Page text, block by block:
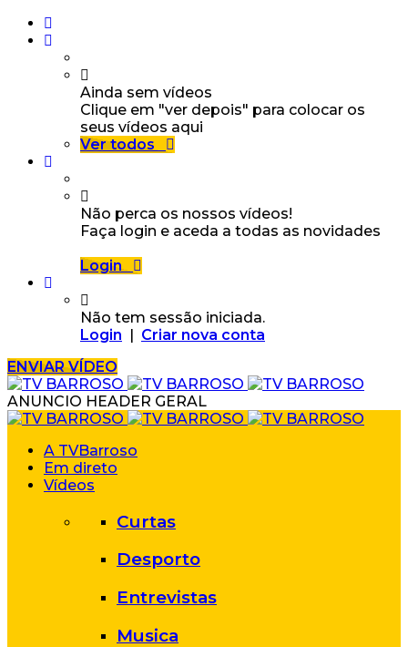
Ainda sem vídeos
Clique em "ver depois" para colocar os
seus vídeos aqui
Ver todos
Não perca os nossos vídeos!
Faça login e aceda a todas as novidades
Login
Não tem sessão iniciada.
Login | Criar nova conta
ENVIAR VÍDEO
ANUNCIO HEADER GERAL
A TVBarroso
Em direto
Vídeos
Curtas
Desporto
Entrevistas
Musica